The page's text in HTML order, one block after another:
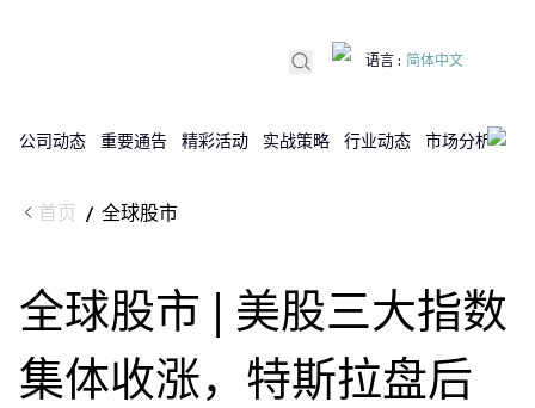
公司动态 重要通告 精彩活动 实战策略 行业动态 市场分析
语言 : 简体中文
首页 / 全球股市
全球股市 | 美股三大指数
集体收涨，特斯拉盘后